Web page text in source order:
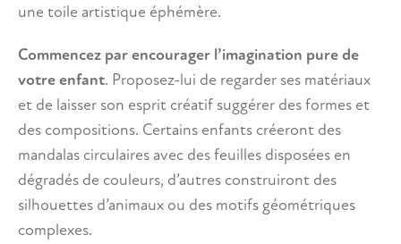
une toile artistique éphémère.
Commencez par encourager l’imagination pure de
votre enfant. Proposez-lui de regarder ses matériaux
et de laisser son esprit créatif suggérer des formes et
des compositions. Certains enfants créeront des
mandalas circulaires avec des feuilles disposées en
dégradés de couleurs, d’autres construiront des
silhouettes d’animaux ou des motifs géométriques
complexes.